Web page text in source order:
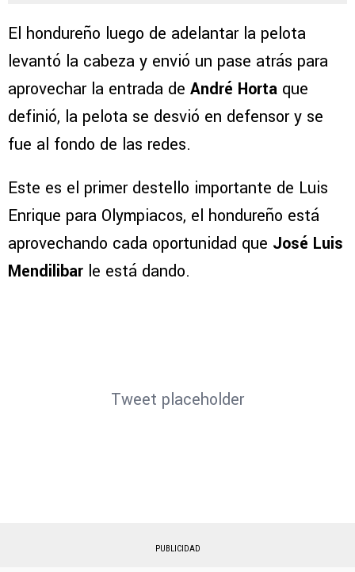
El hondureño luego de adelantar la pelota
levantó la cabeza y envió un pase atrás para
aprovechar la entrada de André Horta que
definió, la pelota se desvió en defensor y se
fue al fondo de las redes.
Este es el primer destello importante de Luis
Enrique para Olympiacos, el hondureño está
aprovechando cada oportunidad que José Luis
Mendilibar le está dando.
Tweet placeholder
PUBLICIDAD